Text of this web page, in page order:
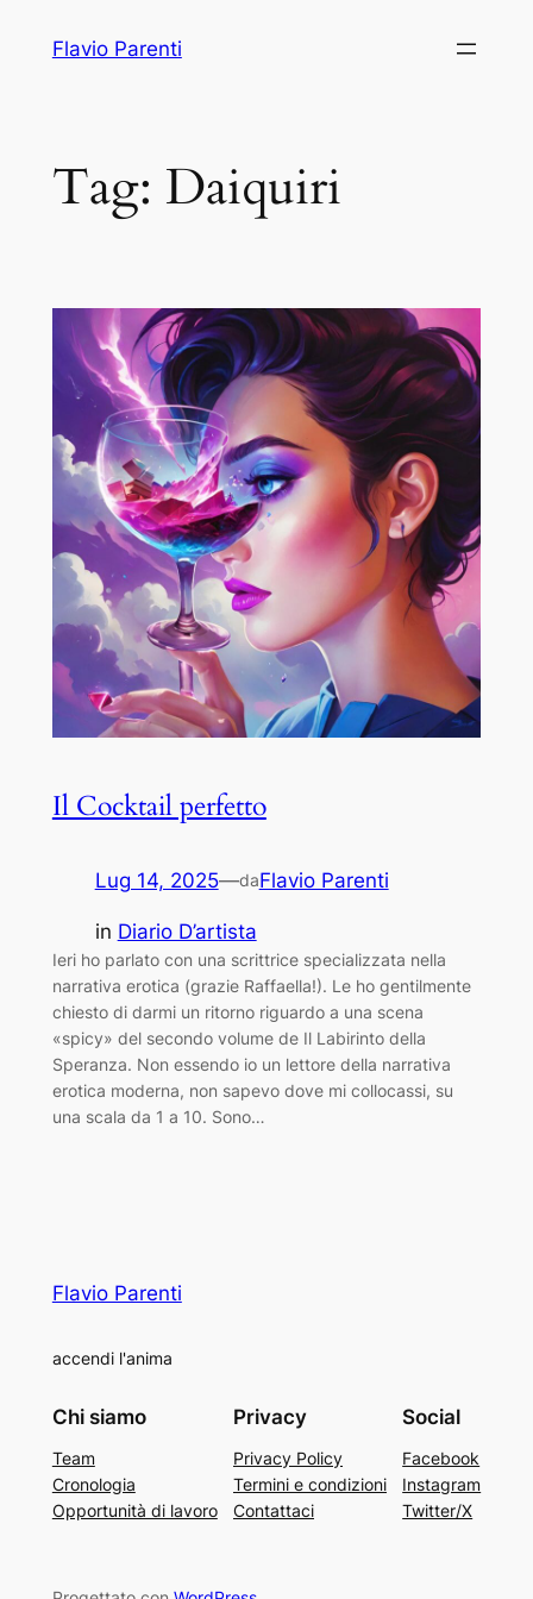
Flavio Parenti
Tag: Daiquiri
Il Cocktail perfetto
Lug 14, 2025—daFlavio Parenti
in Diario D’artista
Ieri ho parlato con una scrittrice specializzata nella
narrativa erotica (grazie Raffaella!). Le ho gentilmente
chiesto di darmi un ritorno riguardo a una scena
«spicy» del secondo volume de Il Labirinto della
Speranza. Non essendo io un lettore della narrativa
erotica moderna, non sapevo dove mi collocassi, su
una scala da 1 a 10. Sono…
Flavio Parenti
accendi l'anima
Chi siamo
Team
Cronologia
Opportunità di lavoro
Privacy
Privacy Policy
Termini e condizioni
Contattaci
Social
Facebook
Instagram
Twitter/X